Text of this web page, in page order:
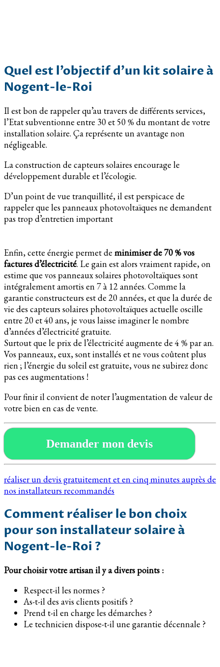
Quel est l’objectif d’un kit solaire à
Nogent-le-Roi
Il est bon de rappeler qu’au travers de différents services,
l’Etat subventionne entre 30 et 50 % du montant de votre
installation solaire. Ça représente un avantage non
négligeable.
La construction de capteurs solaires encourage le
développement durable et l’écologie.
D’un point de vue tranquillité, il est perspicace de
rappeler que les panneaux photovoltaïques ne demandent
pas trop d’entretien important
Enfin, cette énergie permet de minimiser de 70 % vos
factures d’électricité. Le gain est alors vraiment rapide, on
estime que vos panneaux solaires photovoltaïques sont
intégralement amortis en 7 à 12 années. Comme la
garantie constructeurs est de 20 années, et que la durée de
vie des capteurs solaires photovoltaïques actuelle oscille
entre 20 et 40 ans, je vous laisse imaginer le nombre
d’années d’électricité gratuite.
Surtout que le prix de l’électricité augmente de 4 % par an.
Vos panneaux, eux, sont installés et ne vous coûtent plus
rien ; l’énergie du soleil est gratuite, vous ne subirez donc
pas ces augmentations !
Pour finir il convient de noter l’augmentation de valeur de
votre bien en cas de vente.
Demander mon devis
réaliser un devis gratuitement et en cinq minutes auprès de
nos installateurs recommandés
Comment réaliser le bon choix
pour son installateur solaire à
Nogent-le-Roi ?
Pour choisir votre artisan il y a divers points :
Respect-il les normes ?
As-t-il des avis clients positifs ?
Prend t-il en charge les démarches ?
Le technicien dispose-t-il une garantie décennale ?